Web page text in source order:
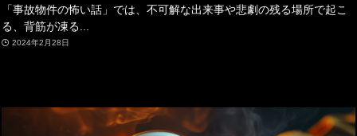
「事故物件の怖い話」では、不可解な出来事や悲劇の残る場所で起こ
る、背筋が凍る...
2024年2月28日